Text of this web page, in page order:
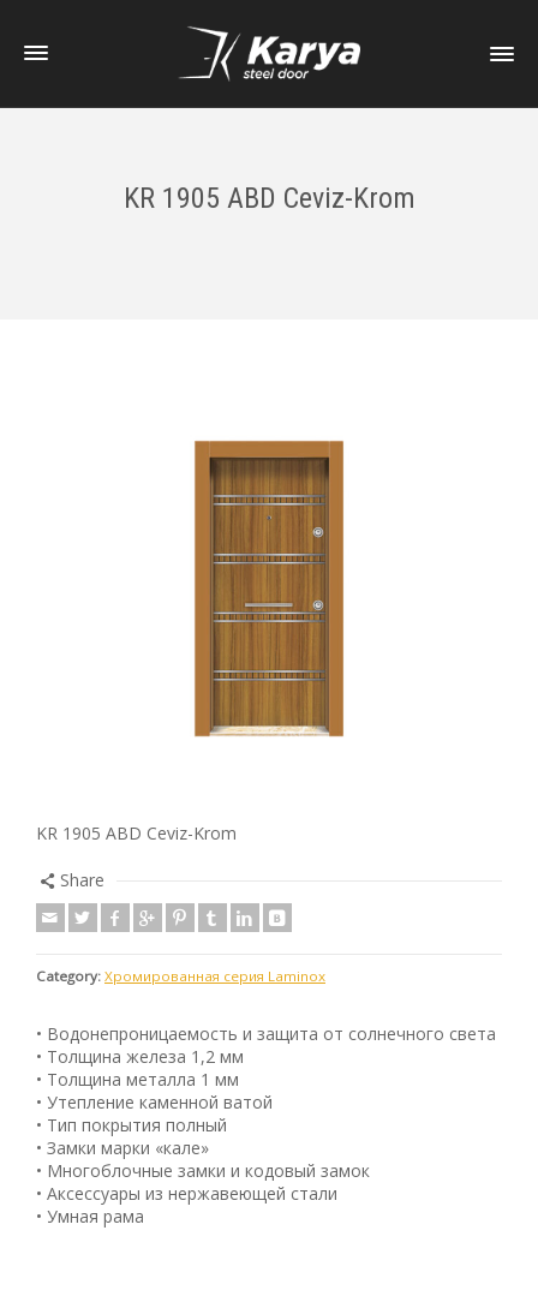
KR 1905 ABD Ceviz-Krom
KR 1905 ABD Ceviz-Krom
Share
Category: Хромированная серия Laminox
• Водонепроницаемость и защита от солнечного света
• Толщина железа 1,2 мм
• Толщина металла 1 мм
• Утепление каменной ватой
• Тип покрытия полный
• Замки марки «кале»
• Многоблочные замки и кодовый замок
• Аксессуары из нержавеющей стали
• Умная рама